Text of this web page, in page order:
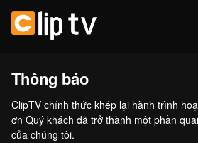
Thông báo
ClipTV chính thức khép lại hành trình
ơn Quý khách đã trở thành một phần
của chúng tôi.